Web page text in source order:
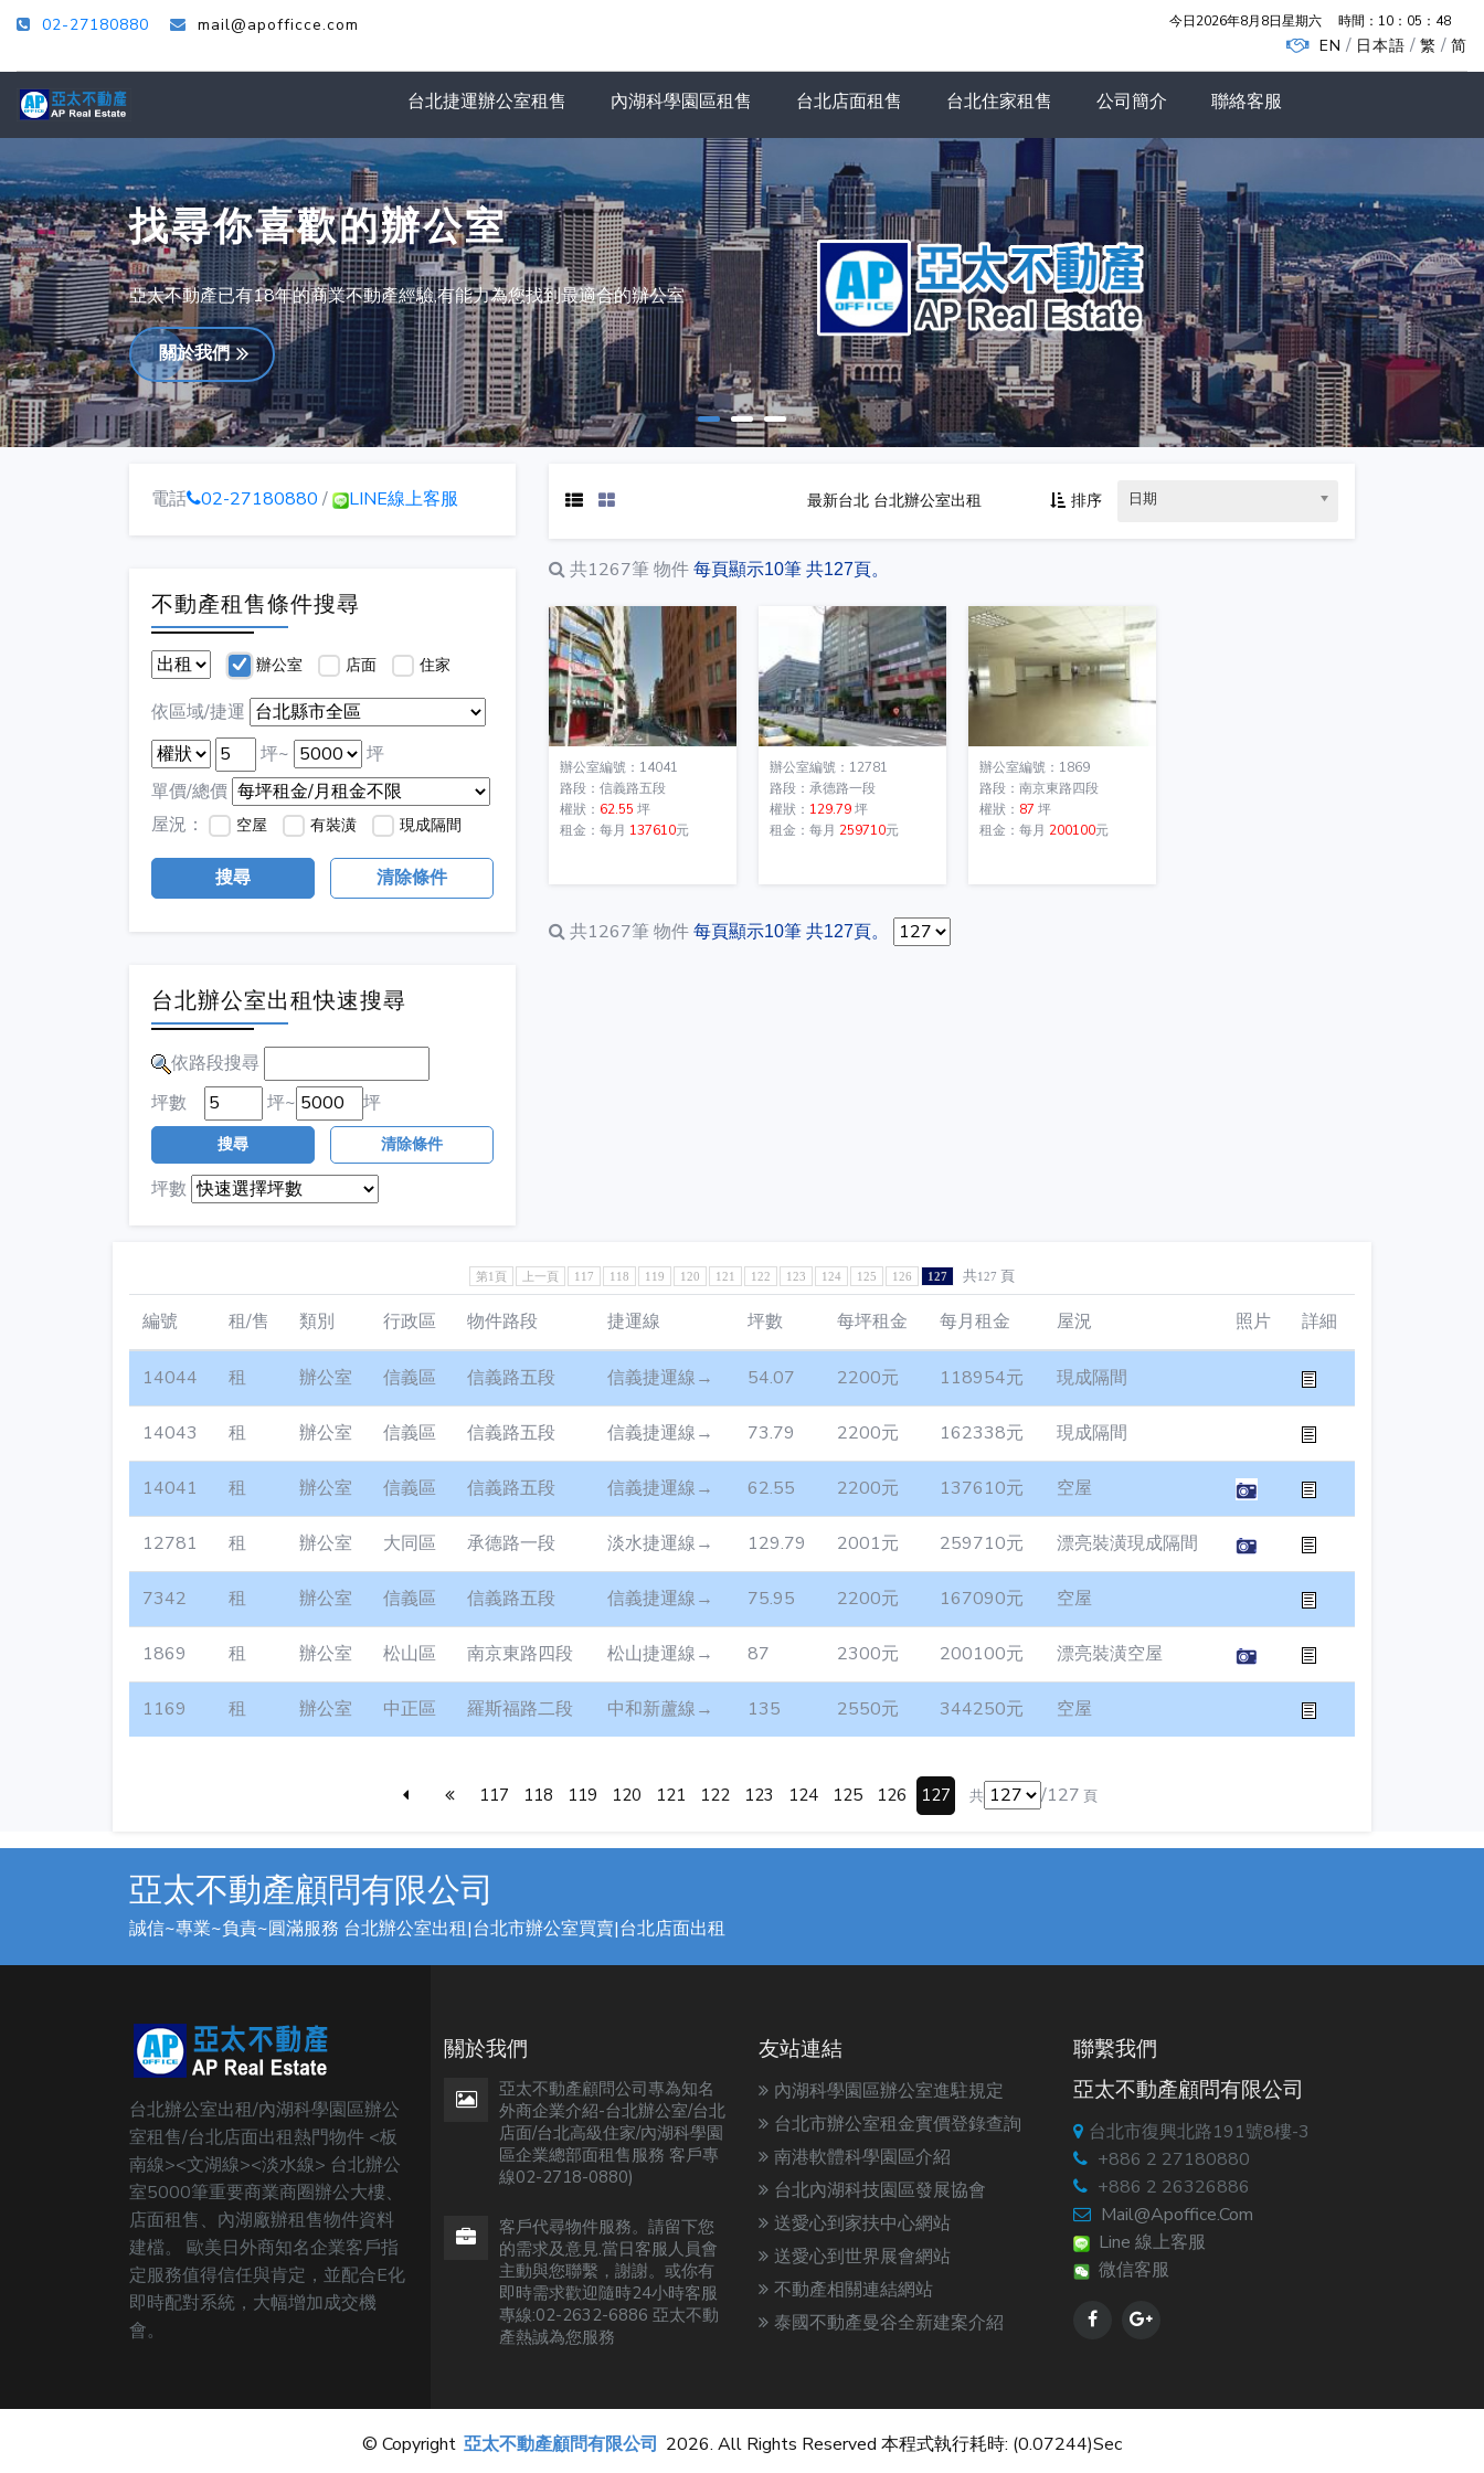
02-27180880 mail@apofficce.com 今日2026年8月8日星期六時間： 10：05：49
EN / 日本語 / 繁 / 简
台北捷運辦公室租售 內湖科學園區租售 台北店面租售 台北住家租售 公司簡介 聯絡客服
找尋你喜歡的辦公室
亞太不動產已有18年的商業不動產經驗,有能力為您找到最適合的辦公室
關於我們
電話 02-27180880 / LINE線上客服
不動產租售條件搜尋
辦公室 店面 住家
依區域/捷運
坪~
坪
單價/總價
屋況：
空屋 有裝潢 現成隔間
搜尋 清除條件
台北辦公室出租快速搜尋
依路段搜尋
坪數
坪~ 坪
搜尋 清除條件
坪數
最新台北 台北辦公室出租 排序 日期
共1267筆 物件 每頁顯示10筆 共127頁。
辦公室編號：14041
路段：信義路五段
權狀： 62.55 坪
租金：每月 137610元
辦公室編號：12781
路段：承德路一段
權狀： 129.79坪
租金：每月 259710元
辦公室編號：1869
路段：南京東路四段
權狀： 87 坪
租金：每月 200100元
共1267筆 物件 每頁顯示10筆 共127頁。
第1頁 上一頁 117 118 119 120 121 122 123 124 125 126 127 共127 頁
編號 租/售 類別 行政區 物件路段 捷運線 坪數 每坪租金 每月租金 屋況 照片 詳細
14044 租 辦公室 信義區 信義路五段 信義捷運線→ 54.07 2200元 118954元 現成隔間
14043 租 辦公室 信義區 信義路五段 信義捷運線→ 73.79 2200元 162338元 現成隔間
14041 租 辦公室 信義區 信義路五段 信義捷運線→ 62.55 2200元 137610元 空屋
12781 租 辦公室 大同區 承德路一段 淡水捷運線→ 129.79 2001元 259710元 漂亮裝潢現成隔間
7342 租 辦公室 信義區 信義路五段 信義捷運線→ 75.95 2200元 167090元 空屋
1869 租 辦公室 松山區 南京東路四段 松山捷運線→ 87 2300元 200100元 漂亮裝潢空屋
1169 租 辦公室 中正區 羅斯福路二段 中和新蘆線→ 135 2550元 344250元 空屋
117 118 119 120 121 122 123 124 125 126 127 共 /127 頁
亞太不動產顧問有限公司
誠信~專業~負責~圓滿服務 台北辦公室出租|台北市辦公室買賣|台北店面出租
台北辦公室出租/內湖科學園區辦公
室租售/台北店面出租熱門物件 <板
南線><文湖線><淡水線> 台北辦公
室5000筆重要商業商圈辦公大樓、
店面租售、內湖廠辦租售物件資料
建檔。 歐美日外商知名企業客戶指
定服務值得信任與肯定，並配合E化
即時配對系統，大幅增加成交機
會。
關於我們
亞太不動產顧問公司專為知名
外商企業介紹-台北辦公室/台北
店面/台北高級住家/內湖科學園
區企業總部面租售服務 客戶專
線02-2718-0880)
客戶代尋物件服務。請留下您
的需求及意見.當日客服人員會
主動與您聯繫，謝謝。或你有
即時需求歡迎隨時24小時客服
專線:02-2632-6886 亞太不動
產熱誠為您服務
友站連結
內湖科學園區辦公室進駐規定
台北市辦公室租金實價登錄查詢
南港軟體科學園區介紹
台北內湖科技園區發展協會
送愛心到家扶中心網站
送愛心到世界展會網站
不動產相關連結網站
泰國不動產曼谷全新建案介紹
聯繫我們
亞太不動產顧問有限公司
台北市復興北路191號8樓-3
+886 2 27180880
+886 2 26326886
Mail@apoffice.com
Line 線上客服
微信客服
© Copyright 亞太不動產顧問有限公司 2026. All Rights Reserved 本程式執行耗時: (0.07244)sec